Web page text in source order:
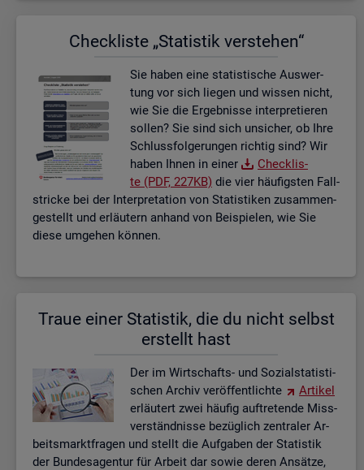
Check­lis­te „Sta­tis­tik ver­ste­hen“
Sie haben eine sta­tis­ti­sche Aus­wer­
tung vor sich lie­gen und wis­sen nicht,
wie Sie die Er­geb­nis­se in­ter­pre­tie­ren
sol­len? Sie sind sich un­si­cher, ob Ihre
Schluss­fol­ge­run­gen rich­tig sind? Wir
haben Ihnen in einer
Check­lis­
te (PDF, 227KB) die vier häu­figs­ten Fall­
stri­cke bei der In­ter­pre­ta­ti­on von Sta­tis­ti­ken zu­sam­men­
ge­stellt und er­läu­tern an­hand von Bei­spie­len, wie Sie
diese um­ge­hen kön­nen.
Traue einer Sta­tis­tik, die du nicht selbst
er­stellt hast
Der im Wirt­schafts- und So­zi­al­sta­tis­ti­
schen Ar­chiv ver­öf­fent­lich­te
Ar­ti­kel
er­läu­tert zwei häu­fig auf­tre­ten­de Miss­
ver­ständ­nis­se be­züg­lich zen­tra­ler Ar­
beits­markt­fra­gen und stellt die Auf­ga­ben der Sta­tis­tik
der Bun­des­agen­tur für Ar­beit dar sowie deren An­sät­ze,